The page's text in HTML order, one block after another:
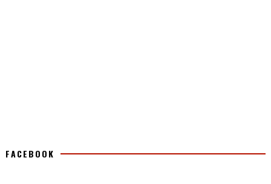
FACEBOOK